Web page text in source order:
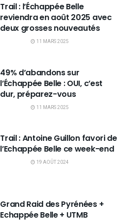
Trail : l’Échappée Belle
reviendra en août 2025 avec
deux grosses nouveautés
11 MARS 2025
49% d’abandons sur
l’Échappée Belle : OUI, c’est
dur, préparez-vous
11 MARS 2025
Trail : Antoine Guillon favori de
l’Echappée Belle ce week-end
19 AOÛT 2024
Grand Raid des Pyrénées +
Echappée Belle + UTMB